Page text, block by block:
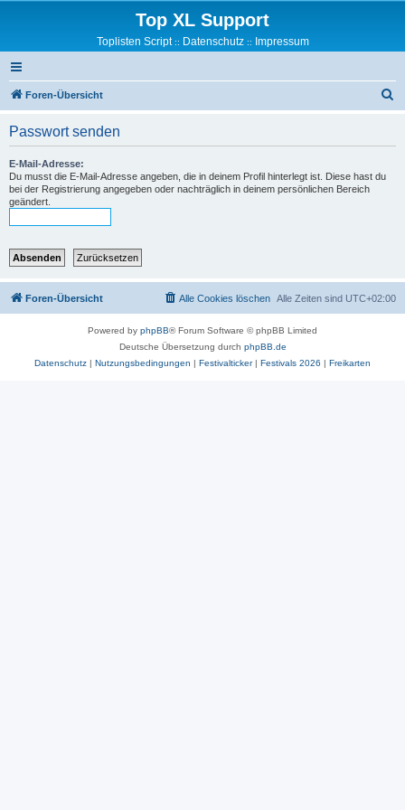
Top XL Support
Toplisten Script:: Datenschutz:: Impressum
Foren-Übersicht
Passwort senden
E-Mail-Adresse:
Du musst die E-Mail-Adresse angeben, die in deinem Profil hinterlegt ist. Diese hast du
bei der Registrierung angegeben oder nachträglich in deinem persönlichen Bereich
geändert.
Foren-Übersicht Alle Zeiten sind UTC+02:00
Alle Cookies löschen
Powered by phpBB® Forum Software © phpBB Limited
Deutsche Übersetzung durch phpBB.de
Datenschutz | Nutzungsbedingungen | Festivalticker| Festivals 2026 | Freikarten